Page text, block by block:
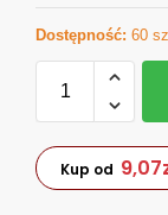
Dostępność: 60
Kup od 9,07